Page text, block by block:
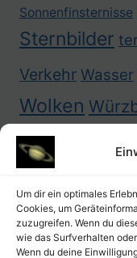
Um dir ein optimales
Cookies, um
zuzugreifen. Wenn du
wie das Surfverhalten
Wenn du deine
Sonnenfinsternisse
Sternbilder
Verkehr Wasser
Wolken